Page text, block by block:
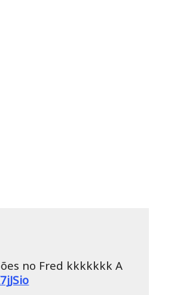
no Fred kkkkkkk A